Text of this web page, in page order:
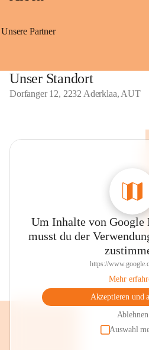
Unsere Partner
Unser Standort
Dorfanger 12, 2232 Aderklaa, AUT
Um Inhalte von Google
musst du der
https://
Mehr
Akzeptieren und
Ablehnen
Auswahl